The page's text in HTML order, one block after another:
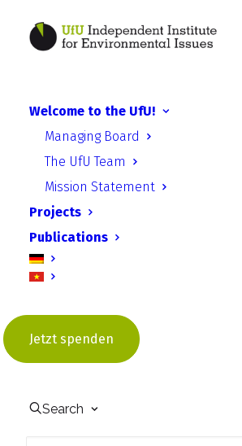
Welcome to the UfU!
Managing Board
The UfU Team
Mission Statement
Projects
Publications
Jetzt spenden
Search
Resource protection